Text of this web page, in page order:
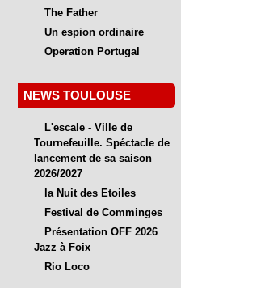
The Father
Un espion ordinaire
Operation Portugal
NEWS TOULOUSE
L'escale - Ville de
Tournefeuille. Spéctacle de
lancement de sa saison
2026/2027
la Nuit des Etoiles
Festival de Comminges
Présentation OFF 2026
Jazz à Foix
Rio Loco